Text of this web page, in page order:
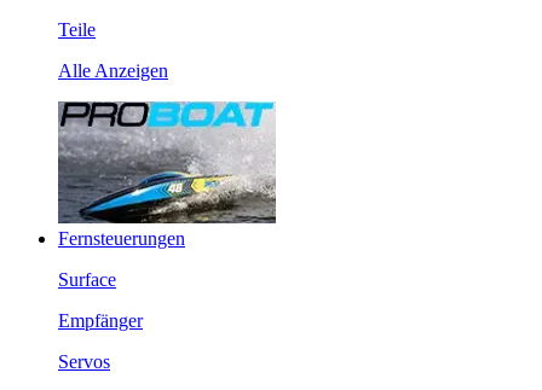
Teile
Alle Anzeigen
Fernsteuerungen
Surface
Empfänger
Servos